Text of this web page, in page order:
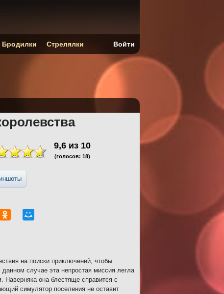
9,6 из 10
(голосов: 18)
на поиски приключений, чтобы
случае эта непростая миссия легла
она блестяще справится с
симулятор поселения не оставит
Бродилки Стрелялки Войти